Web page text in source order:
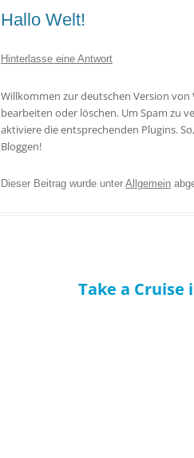
Hallo Welt!
Hinterlasse eine Antwort
Willkommen zur deutschen Version von
bearbeiten oder löschen. Um Spam zu
aktiviere die entsprechenden Plugins.
Bloggen!
Dieser Beitrag wurde unter Allgemein
Take a